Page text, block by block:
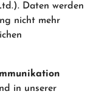
Daten werden
nicht mehr
in unserer